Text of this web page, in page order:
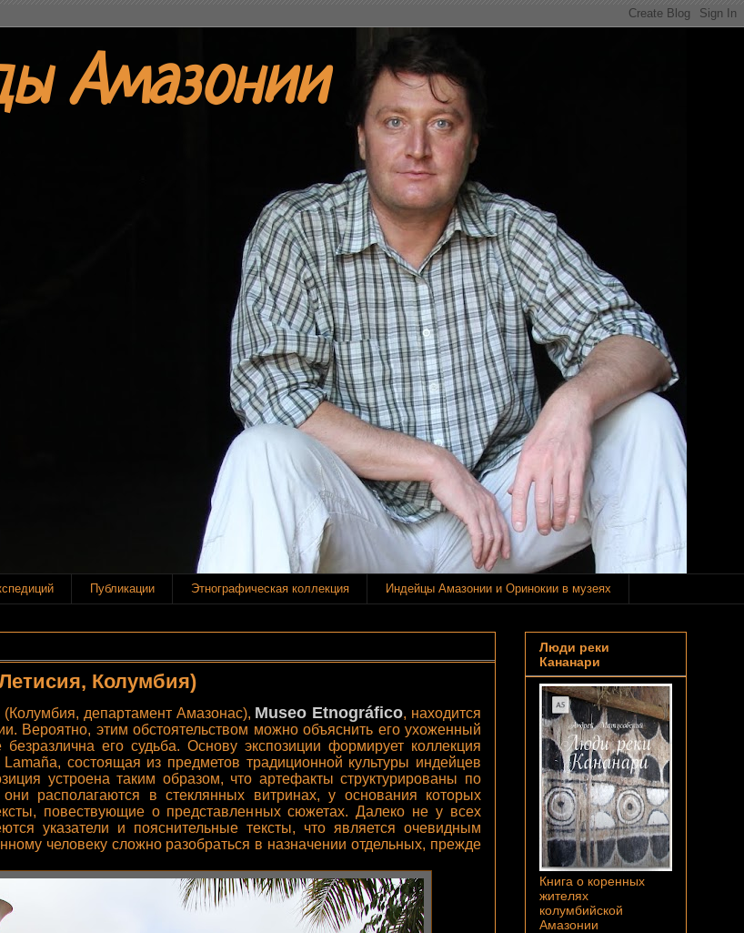
Амазонии
Публикации Этнографическая коллекция Индейцы Амазонии и Оринокии в музеях
Колумбия)
департамент Амазонас), Museo Etnográfico, находится
Вероятно, этим обстоятельством можно объяснить его ухоженный
безразлична его судьба. Основу экспозиции формирует коллекция
состоящая из предметов традиционной культуры индейцев
устроена таким образом, что артефакты структурированы по
располагаются в стеклянных витринах, у основания которых
повествующие о представленных сюжетах. Далеко не у всех
указатели и пояснительные тексты, что является очевидным
человеку сложно разобраться в назначении отдельных, прежде
Люди реки
Кананари
Книга о коренных
жителях
колумбийской
Амазонии